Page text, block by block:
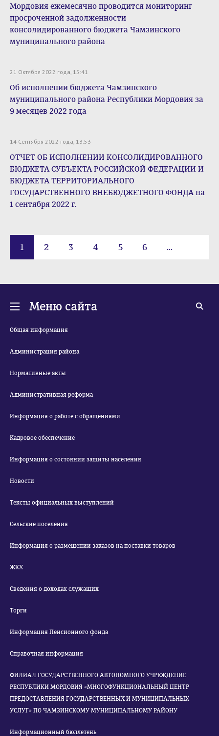
Мордовия ежемесячно проводится мониторинг
просроченной задолженности
консолидированного бюджета Чамзинского
муниципального района
21 Октября 2022 года, 15:41
Об исполнении бюджета Чамзинского
муниципального района Республики Мордовия за
9 месяцев 2022 года
14 Сентября 2022 года, 13:53
ОТЧЕТ ОБ ИСПОЛНЕНИИ КОНСОЛИДИРОВАННОГО
БЮДЖЕТА СУБЪЕКТА РОССИЙСКОЙ ФЕДЕРАЦИИ И
БЮДЖЕТА ТЕРРИТОРИАЛЬНОГО
ГОСУДАРСТВЕННОГО ВНЕБЮДЖЕТНОГО ФОНДА на
1 сентября 2022 г.
1 2 3 4 5 6 ...
Меню сайта
Общая информация
Администрация района
Нормативные акты
Административная реформа
Информация о работе с обращениями
Кадровое обеспечение
Информация о состоянии защиты населения
Новости
Тексты официальных выступлений
Сельские поселения
Информация о размещении заказов на поставки товаров
ЖКХ
Сведения о доходах служащих
Торги
Информация Пенсионного фонда
Справочная информация
ФИЛИАЛ ГОСУДАРСТВЕННОГО АВТОНОМНОГО УЧРЕЖДЕНИЕ
РЕСПУБЛИКИ МОРДОВИЯ «МНОГОФУНКЦИОНАЛЬНЫЙ ЦЕНТР
ПРЕДОСТАВЛЕНИЯ ГОСУДАРСТВЕННЫХ И МУНИЦИПАЛЬНЫХ
УСЛУГ» ПО ЧАМЗИНСКОМУ МУНИЦИПАЛЬНОМУ РАЙОНУ
Информационный бюллетень